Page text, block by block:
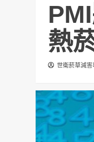
熱
世衛菸草減